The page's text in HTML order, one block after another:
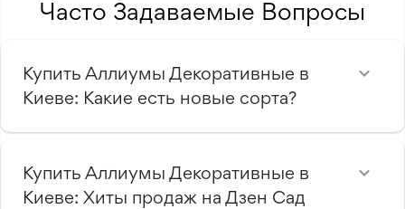
Часто Задаваемые Вопросы
Купить Аллиумы Декоративные в
Киеве: Какие есть новые сорта?
Купить Аллиумы Декоративные в
Киеве: Хиты продаж на Дзен Сад